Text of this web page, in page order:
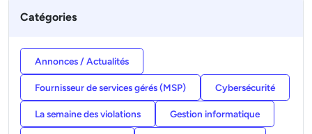
Catégories
Annonces / Actualités
Fournisseur de services gérés (MSP) Cybersécurité
La semaine des violations Gestion informatique